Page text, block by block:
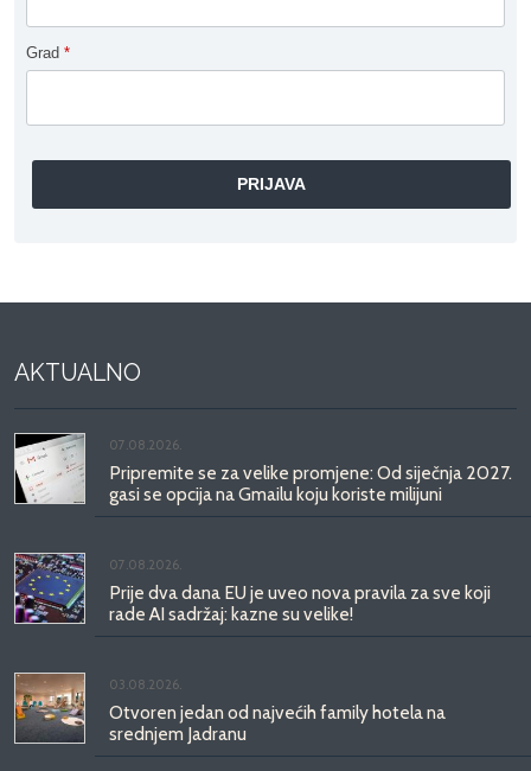
Grad *
AKTUALNO
07.08.2026.
Pripremite se za velike promjene: Od siječnja 2027.
gasi se opcija na Gmailu koju koriste milijuni
07.08.2026.
Prije dva dana EU je uveo nova pravila za sve koji
rade AI sadržaj: kazne su velike!
03.08.2026.
Otvoren jedan od najvećih family hotela na
srednjem Jadranu